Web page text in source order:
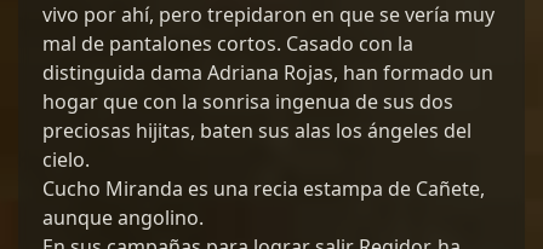
vivo por ahí, pero trepidaron en que se vería muy
mal de pantalones cortos. Casado con la
distinguida dama Adriana Rojas, han formado un
hogar que con la sonrisa ingenua de sus dos
preciosas hijitas, baten sus alas los ángeles del
cielo.
Cucho Miranda es una recia estampa de Cañete,
aunque angolino.